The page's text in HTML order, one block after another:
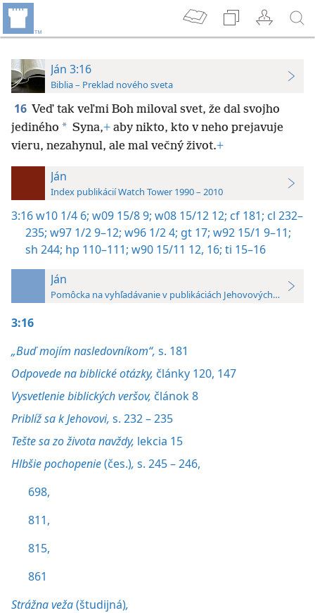
Ján 3:16
Biblia – Preklad nového sveta
16 Veď tak veľmi Boh miloval svet, že dal svojho
jediného * Syna,+ aby nikto, kto v neho prejavuje
vieru, nezahynul, ale mal večný život.+
Ján
Index publikácií Watch Tower 1990 – 2010
3:16w10 1/4 6; w09 15/8 9; w08 15/12 12; cf 181; cl 232–
235; w97 1/2 9–12; w96 1/2 4; gt 17; w92 15/1 9–11;
sh 244; hp 110–111; w90 15/11 12, 16; ti 15–16
Ján
Pomôcka na vyhľadávanie v publikáciách Jehovových svedkov
3:16
„Buď mojím nasledovníkom“, s. 181
Odpovede na biblické otázky, články 120, 147
Vysvetlenie biblických veršov, článok 8
Priblíž sa k Jehovovi, s. 232 – 235
Tešte sa zo života navždy, lekcia 15
Hlbšie pochopenie(čes.), s. 245 – 246,
698,
811,
815,
861
Strážna veža(študijná),